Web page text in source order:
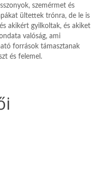
szemérmet és
ültettek trónra, de le is
akikért gyilkoltak, és akiket
valóság, ami
források támasztanak
és felemel.